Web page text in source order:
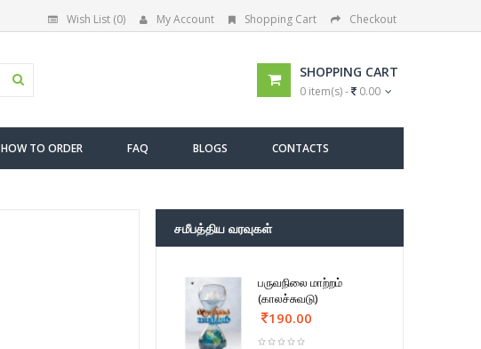
Wish List (0) My Account Shopping Cart Checkout
SHOPPING CART
0 item(s) - 0.00
HOW TO ORDER FAQ BLOGS CONTACTS
சமீபத்திய வரவுகள்
பருவநிலை மாற்றம்
(காலச்சுவடு)
190.00